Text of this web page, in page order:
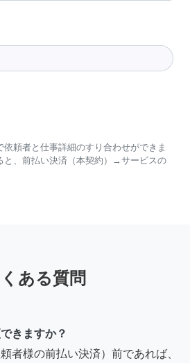
頼者と仕事詳細のすり合わせができま
と、前払い決済（本契約）→サービスの
ある質問
きますか？
者様の前払い決済）前であれば、